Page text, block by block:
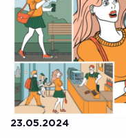
23.05.2024